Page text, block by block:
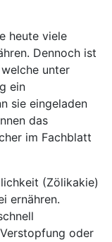
heute viele
Dennoch ist
unter
ein
sie eingeladen
das
im Fachblatt
(Zölikakie)
ernähren.
oder